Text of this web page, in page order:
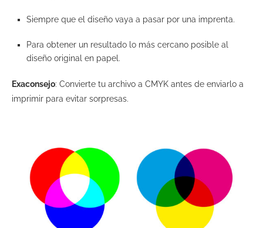
Siempre que el diseño vaya a pasar por una imprenta.
Para obtener un resultado lo más cercano posible al
diseño original en papel.
Exaconsejo: Convierte tu archivo a CMYK antes de enviarlo a
imprimir para evitar sorpresas.